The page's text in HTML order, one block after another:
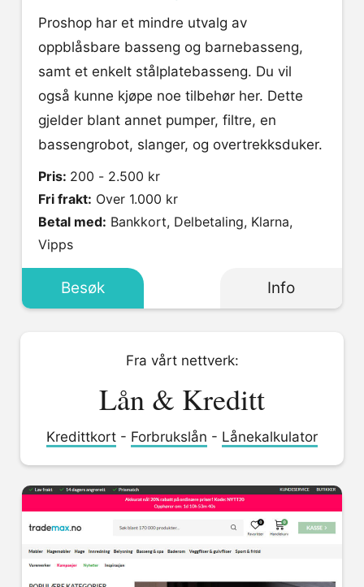
Proshop har et mindre utvalg av
oppblåsbare basseng og barnebasseng,
samt et enkelt stålplatebasseng. Du vil
også kunne kjøpe noe tilbehør her. Dette
gjelder blant annet pumper, filtre, en
bassengrobot, slanger, og overtrekksduker.
Pris: 200 - 2.500 kr
Fri frakt: Over 1.000 kr
Betal med:
Vipps
Besøk Info
Fra vårt nettverk:
Lån & Kreditt
Kredittkort - Forbrukslån - Lånekalkulator